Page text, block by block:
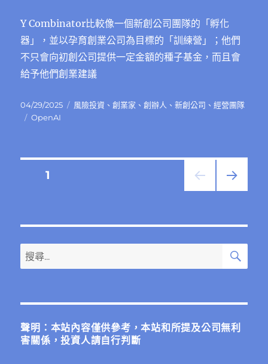
Y Combinator比較像一個新創公司團隊的「孵化
器」，並以孕育創業公司為目標的「訓練營」；他們
不只會向初創公司提供一定金額的種子基金，而且會
給予他們創業建議
發
佈
04/29/2025
分
風險投資 、創業家 、創辦人 、新創公司 、經營團隊
標
OpenAI
分
頁
頁次1
搜
尋
鍵
搜
聲明：本站內容僅供參考，本站和所提及公司無利
害關係，投資人請自行判斷